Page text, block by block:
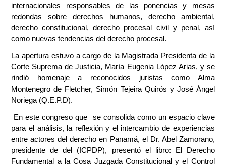
internacionales responsables de las ponencias y mesas
redondas sobre derechos humanos, derecho ambiental,
derecho constitucional, derecho procesal civil y penal, así
como nuevas tendencias del derecho procesal.
La apertura estuvo a cargo de la Magistrada Presidenta de la
Corte Suprema de Justicia, María Eugenia López Arias, y se
rindió homenaje a reconocidos juristas como Alma
Montenegro de Fletcher, Simón Tejeira Quirós y José Ángel
Noriega (Q.E.P.D).
En este congreso que se consolida como un espacio clave
para el análisis, la reflexión y el intercambio de experiencias
entre actores del derecho en Panamá, el Dr. Abel Zamorano,
presidente de del (ICPDP), presentó el libro: El Derecho
Fundamental a la Cosa Juzgada Constitucional y el Control